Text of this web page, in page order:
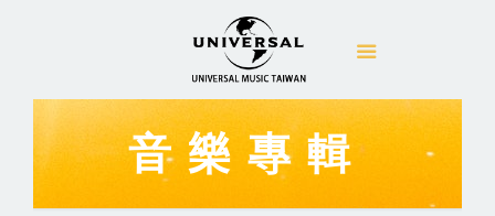
音樂專輯